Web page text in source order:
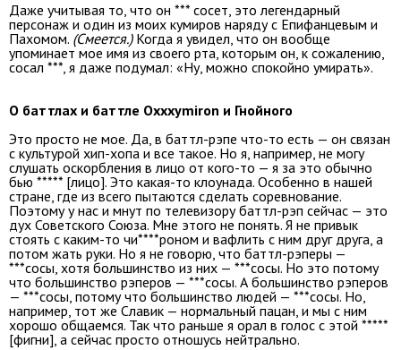
Даже учитывая то, что он *** сосет, это легендарный
персонаж и один из моих кумиров наряду с Епифанцевым и
Пахомом. (Смеется.)Когда я увидел, что он вообще
упоминает мое имя из своего рта, которым он, к сожалению,
сосал ***, я даже подумал: «Ну, можно спокойно умирать».
О баттлах и баттле Oxxxymiron и Гнойного
Это просто не мое. Да, в баттл-рэпе что-то есть — он связан
с культурой хип-хопа и все такое. Но я, например, не могу
слушать оскорбления в лицо от кого-то — я за это обычно
бью ***** [лицо]. Это какая-то клоунада. Особенно в нашей
стране, где из всего пытаются сделать соревнование.
Поэтому у нас и мнут по телевизору баттл-рэп сейчас — это
дух Советского Союза. Мне этого не понять. Я не привык
стоять с каким-то чи****роном и вафлить с ним друг друга, а
потом жать руки. Но я не говорю, что баттл-рэперы —
***сосы, хотя большинство из них — ***сосы. Но это потому
что большинство рэперов — ***сосы. А большинство рэперов
— ***сосы, потому что большинство людей — ***сосы. Но,
например, тот же Славик — нормальный пацан, и мы с ним
хорошо общаемся. Так что раньше я орал в голос с этой *****
[фигни], а сейчас просто отношусь нейтрально.